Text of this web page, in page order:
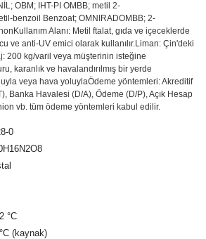
OBM; IHT-PI OMBB; metil 2-
benzoil Benzoat; OMNIRADOMBB; 2-
Kullanım Alanı: Metil ftalat, gıda ve içeceklerde
ve anti-UV emici olarak kullanılır.Liman: Çin'deki
200 kg/varil veya müşterinin isteğine
karanlık ve havalandırılmış bir yerde
veya hava yoluylaÖdeme yöntemleri: Akreditif
Banka Havalesi (D/A), Ödeme (D/P), Açık Hesap
vb. tüm ödeme yöntemleri kabul edilir.
0
°C
(kaynak)